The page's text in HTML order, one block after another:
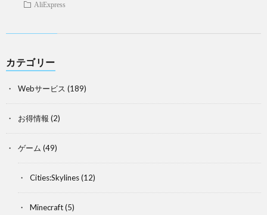
AliExpress
カテゴリー
Webサービス (189)
お得情報 (2)
ゲーム (49)
Cities:Skylines(12)
Minecraft(5)